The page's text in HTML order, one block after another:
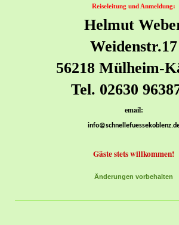
Reiseleitung und Anmeldung:
Helmut
Weidenstr.17
56218 Mülheim-
Tel. 02630
email:
Gäste stets willkommen!
Änderungen vorbehalten